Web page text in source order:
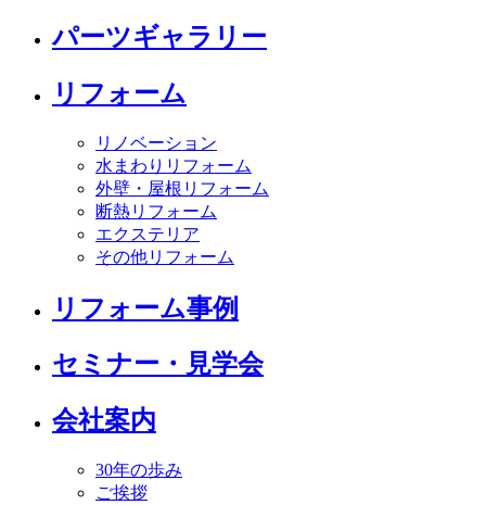
パーツギャラリー
リフォーム
リノベーション
水まわりリフォーム
外壁・屋根リフォーム
断熱リフォーム
エクステリア
その他リフォーム
リフォーム事例
セミナー・見学会
会社案内
30年の歩み
ご挨拶